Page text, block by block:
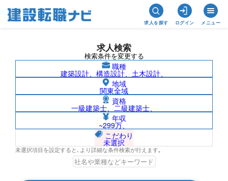
求人を探す ログイン メニュー
求人検索
検索条件を変更する
職種
建築設計、構造設計、土木設計、
地域
関東全域
資格
一級建築士、二級建築士、
年収
~299万、
こだわり
未選択
未選択項目を設定すると､より詳細な条件検索が行えます｡
求人検索
検索結果 18,607 件